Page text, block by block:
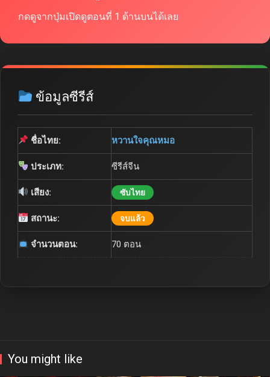
กดดูจากปุ่มเปิดดูตอนที่ 1 ด้านบนได้เลย
ข้อมูลซีรีส์
ชื่อไทย: หวานใจคุณหมอ
ประเภท: ซีรีส์จีน
เสียง: ซับไทย
สถานะ: จบแล้ว
จำนวนตอน: 70 ตอน
You might like